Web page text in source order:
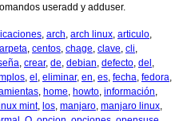
useradd y adduser.
arch arch linux articulo
centos chage clave cli
crear, de debian defecto del
el eliminar, en es fecha fedora
home howto información
mint, los manjaro manjaro linux